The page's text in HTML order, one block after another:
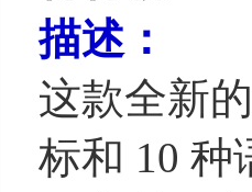
描述：
这款全新
标和 10 种